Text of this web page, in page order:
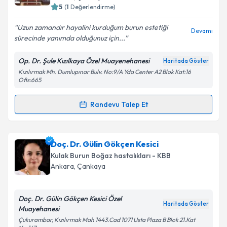
Kişisel verilerimin işlenmesine ilişkin
'ni okudum ve kişisel verilerimin belirtilen
kapsamda işlenmesini kabul ediyorum.
Takvim Talebini Gönder
5 (1 Değerlendirme)
Uzun zamandır hayalini kurduğum burun estetiği
sürecinde yanımda olduğunuz için...
Devamı
Op. Dr. Şule Kızılkaya Özel Muayenehanesi Haritada Göster
Kızılırmak Mh. Dumlupınar Bulv. No:9/A Yda Center A2 Blok Kat:16
Ofis:665
Randevu Talep Et
Randevu Takvimi Talebi
Op. Dr. Şule Kızılkayaiçin randevu takvimi talebi
oluşturun. Size bu uzmandan randevu almanız için bir
takvim hazırlandığında e-posta ile bilgilendireceğiz.
Doç. Dr. Gülin Gökçen Kesici
Kulak Burun Boğaz hastalıkları - KBB
Ankara, Çankaya
Doç. Dr. Gülin Gökçen Kesici Özel
Muayehanesi
Haritada Göster
Çukurambar, Kızılırmak Mah 1443.Cad 1071 Usta Plaza B Blok 21.Kat